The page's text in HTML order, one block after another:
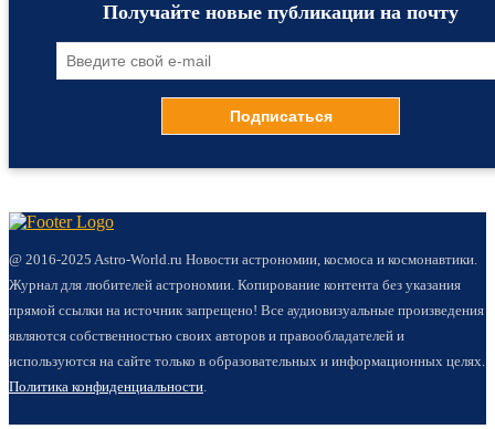
Получайте новые публикации на почту
@ 2016-2025 Astro-World.ru Новости астрономии, космоса и космонавтики.
Журнал для любителей астрономии. Копирование контента без указания
прямой ссылки на источник запрещено! Все аудиовизуальные произведения
являются собственностью своих авторов и правообладателей и
используются на сайте только в образовательных и информационных целях.
Политика конфиденциальности.